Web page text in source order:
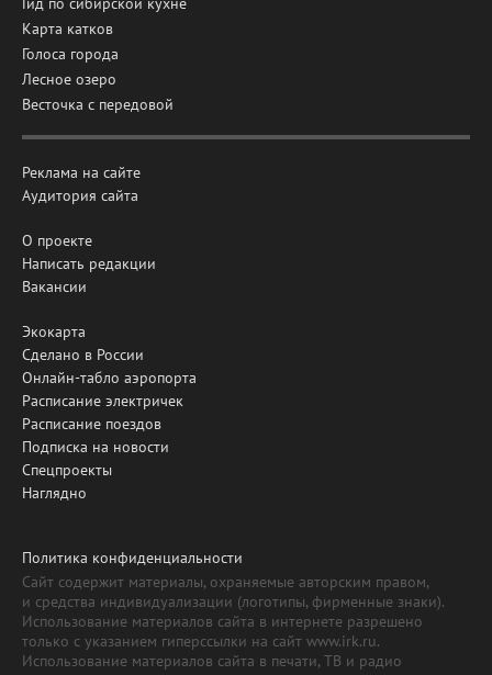
Карта катков
Голоса города
Лесное озеро
Весточка с передовой
Реклама на сайте
Аудитория сайта
О проекте
Написать редакции
Вакансии
Экокарта
Сделано в России
Онлайн-табло аэропорта
Расписание электричек
Расписание поездов
Подписка на новости
Спецпроекты
Наглядно
Политика конфиденциальности
Сайт содержит материалы, охраняемые авторским правом,
и средства индивидуализации (логотипы, фирменные знаки).
Использование материалов сайта в интернете разрешено
только с указанием гиперссылки на сайт www.irk.ru.
Использование материалов сайта в печати, ТВ и радио